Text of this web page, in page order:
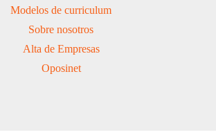
Modelos de curriculum
Sobre nosotros
Alta de Empresas
Oposinet